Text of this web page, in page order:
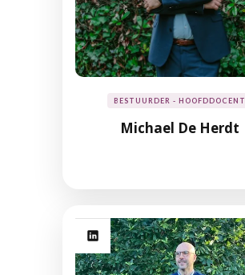
BESTUURDER - HOOFDDOCENT
Michael De Herdt